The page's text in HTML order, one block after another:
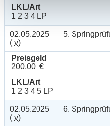
LKL/Art
1 2 3 4 LP
02.05.2025
( v)
5.
Preisgeld
200,00 €
LKL/Art
1 2 3 4 5 LP
02.05.2025
( v)
6.